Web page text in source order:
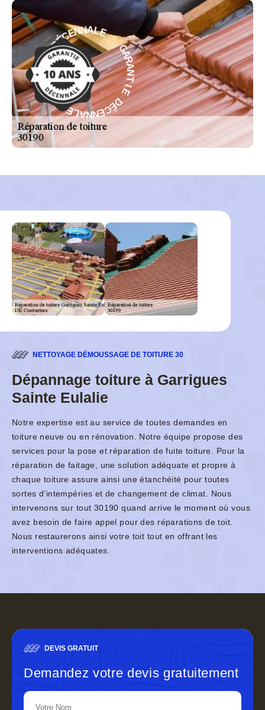
G
A
R
A
N
T
I
E
D
É
C
E
N
NALE - GAR
A
N
T
I
E
D
É
C
E
N
N
A
L
E
-
NETTOYAGE DÉMOUSSAGE DE TOITURE 30
Dépannage toiture à Garrigues
Sainte Eulalie
Notre expertise est au service de toutes demandes en
toiture neuve ou en rénovation. Notre équipe propose des
services pour la pose et réparation de fuite toiture. Pour la
réparation de faitage, une solution adéquate et propre à
chaque toiture assure ainsi une étanchéité pour toutes
sortes d’intempéries et de changement de climat. Nous
intervenons sur tout 30190 quand arrive le moment où vous
avez besoin de faire appel pour des réparations de toit.
Nous restaurerons ainsi votre toit tout en offrant les
interventions adéquates.
DEVIS GRATUIT
Demandez votre devis gratuitement